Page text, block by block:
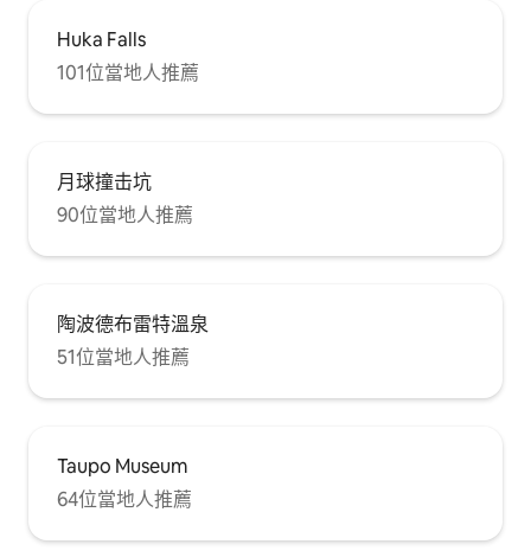
Huka Falls
101位當地人推薦
月球撞击坑
90位當地人推薦
陶波德布雷特溫泉
51位當地人推薦
Taupo Museum
64位當地人推薦